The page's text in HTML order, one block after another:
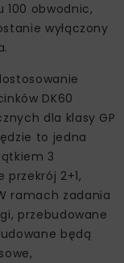
obwodnic,
wyłączony
DK60
dla klasy GP
to jedna
3
2+1,
ramach zadania
przebudowane
będą